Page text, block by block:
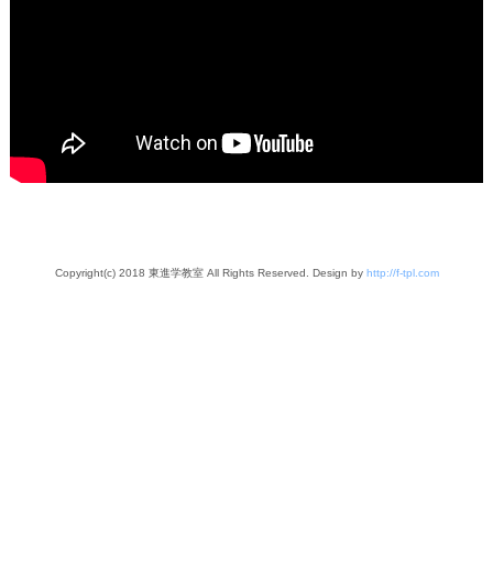
Copyright(c) 2018 東進学教室 All Rights Reserved. Design by http://f-tpl.com